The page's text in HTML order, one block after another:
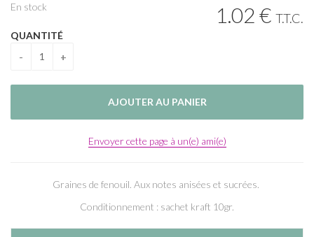
1.02€ T.T.C.
En stock
QUANTITÉ
Envoyer cette page à un(e) ami(e)
Graines de fenouil. Aux notes anisées et sucrées.
Conditionnement : sachet kraft 10gr.